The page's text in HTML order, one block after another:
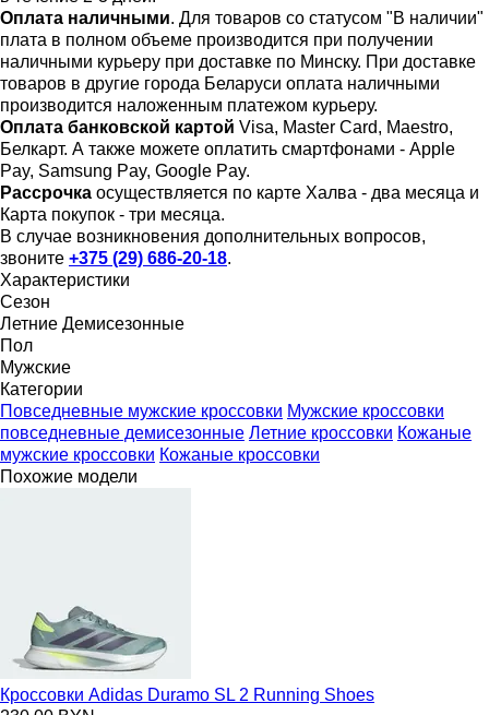
Оплата наличными. Для товаров со статусом "В наличии"
плата в полном объеме производится при получении
наличными курьеру при доставке по Минску. При доставке
товаров в другие города Беларуси оплата наличными
производится наложенным платежом курьеру.
Оплата банковской картой Visa, Master Card, Maestro,
Белкарт. А также можете оплатить смартфонами - Apple
Pay, Samsung Pay, Google Pay.
Рассрочка осуществляется по карте Халва - два месяца и
Карта покупок - три месяца.
В случае возникновения дополнительных вопросов,
звоните +375 (29) 686-20-18.
Характеристики
Сезон
Летние Демисезонные
Пол
Мужские
Категории
Повседневные мужские кроссовки Мужские кроссовки
повседневные демисезонные Летние кроссовки Кожаные
мужские кроссовки Кожаные кроссовки
Похожие модели
Кроссовки Adidas Duramo SL 2 Running Shoes